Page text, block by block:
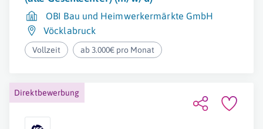
OBI Bau und Heimwerkermärkte GmbH
Vöcklabruck
Vollzeit ab 3.000€ pro Monat
Direktbewerbung